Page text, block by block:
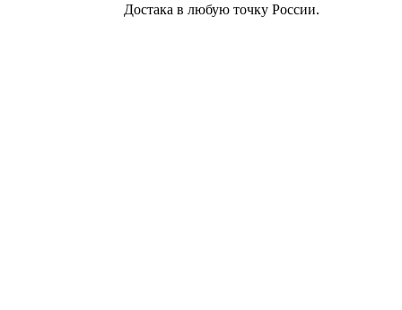
Достака в любую точку России.